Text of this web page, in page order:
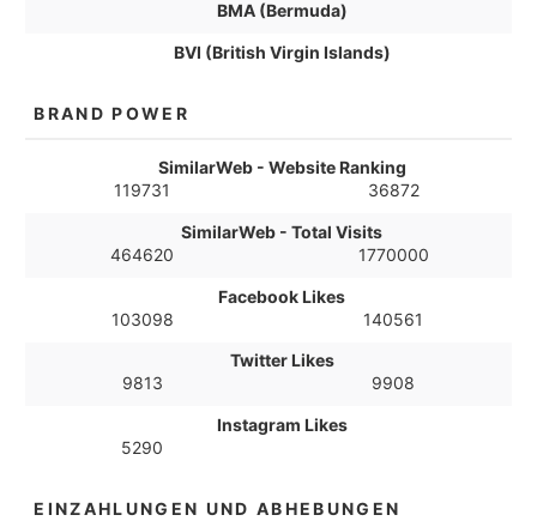
BMA (Bermuda)
BVI (British Virgin Islands)
BRAND POWER
SimilarWeb - Website Ranking
119731
36872
SimilarWeb - Total Visits
464620
1770000
Facebook Likes
103098
140561
Twitter Likes
9813
9908
Instagram Likes
5290
EINZAHLUNGEN UND ABHEBUNGEN